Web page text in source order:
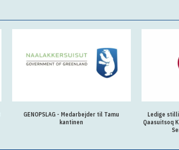
GENOPSLAG - Medarbejder til Tamu
kantinen
Ledige
Qaasuitsoq